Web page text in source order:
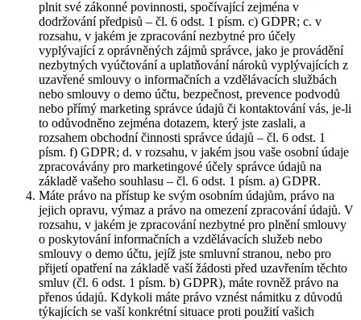
plnit své zákonné povinnosti, spočívající zejména v
dodržování předpisů – čl. 6 odst. 1 písm. c) GDPR; c. v
rozsahu, v jakém je zpracování nezbytné pro účely
vyplývající z oprávněných zájmů správce, jako je provádění
nezbytných vyúčtování a uplatňování nároků vyplývajících z
uzavřené smlouvy o informačních a vzdělávacích službách
nebo smlouvy o demo účtu, bezpečnost, prevence podvodů
nebo přímý marketing správce údajů či kontaktování vás, je-li
to odůvodněno zejména dotazem, který jste zaslali, a
rozsahem obchodní činnosti správce údajů – čl. 6 odst. 1
písm. f) GDPR; d. v rozsahu, v jakém jsou vaše osobní údaje
zpracovávány pro marketingové účely správce údajů na
základě vašeho souhlasu – čl. 6 odst. 1 písm. a) GDPR.
Máte právo na přístup ke svým osobním údajům, právo na
jejich opravu, výmaz a právo na omezení zpracování údajů. V
rozsahu, v jakém je zpracování nezbytné pro plnění smlouvy
o poskytování informačních a vzdělávacích služeb nebo
smlouvy o demo účtu, jejíž jste smluvní stranou, nebo pro
přijetí opatření na základě vaší žádosti před uzavřením těchto
smluv (čl. 6 odst. 1 písm. b) GDPR), máte rovněž právo na
přenos údajů. Kdykoli máte právo vznést námitku z důvodů
týkajících se vaší konkrétní situace proti použití vašich